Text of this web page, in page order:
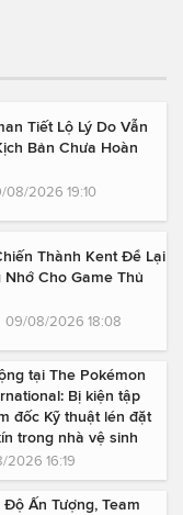
Tiết Lộ Lý Do Vẫn
Bản Chưa Hoàn
08/2026 19:10
Thành Kent Để Lại
Cho Game Thủ
09/08/2026 18:08
tại The Pokémon
Bị kiện tập
đốc Kỹ thuật lén đặt
trong nhà vệ sinh
2026 16:19
Ấn Tượng, Team